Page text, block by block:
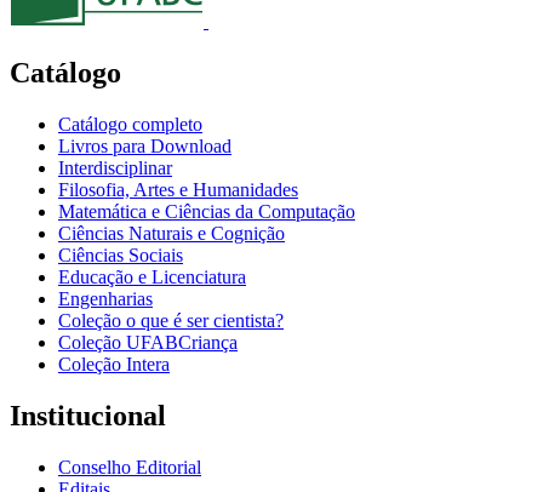
Catálogo
Catálogo completo
Livros para Download
Interdisciplinar
Filosofia, Artes e Humanidades
Matemática e Ciências da Computação
Ciências Naturais e Cognição
Ciências Sociais
Educação e Licenciatura
Engenharias
Coleção o que é ser cientista?
Coleção UFABCriança
Coleção Intera
Institucional
Conselho Editorial